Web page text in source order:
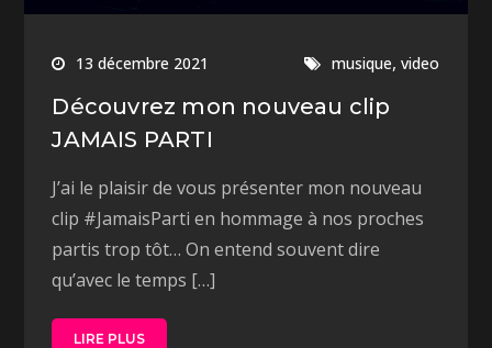
13 décembre 2021 musique,video
Découvrez mon nouveau clip
JAMAIS PARTI
J’ai le plaisir de vous présenter mon nouveau
clip #JamaisParti en hommage à nos proches
partis trop tôt… On entend souvent dire
qu’avec le temps […]
LIRE PLUS